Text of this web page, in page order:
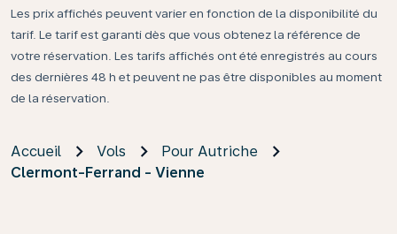
Les prix affichés peuvent varier en fonction de la disponibilité du
tarif. Le tarif est garanti dès que vous obtenez la référence de
votre réservation. Les tarifs affichés ont été enregistrés au cours
des dernières 48 h et peuvent ne pas être disponibles au moment
de la réservation.
Accueil Vols
Pour Autriche
Clermont-Ferrand - Vienne